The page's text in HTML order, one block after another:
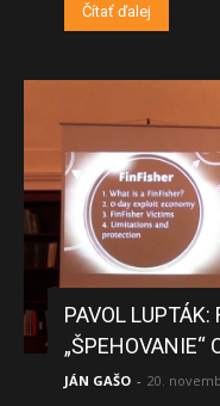
Čítať ďalej
PAVOL LUPTÁK:
„ŠPEHOVANIE“
JÁN GAŠO - 20.